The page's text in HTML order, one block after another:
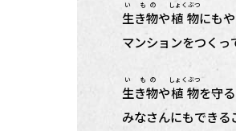
生き物
い もの
や植物
しょくぶつ
にもや
マンションをつくっ
生き物
い もの
や植物
しょくぶつ
を守る
みなさんにもできる